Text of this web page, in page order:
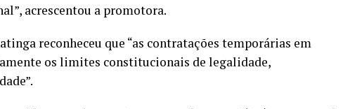
acrescentou a promotora.
reconheceu que “as contratações temporárias em
os limites constitucionais de legalidade,